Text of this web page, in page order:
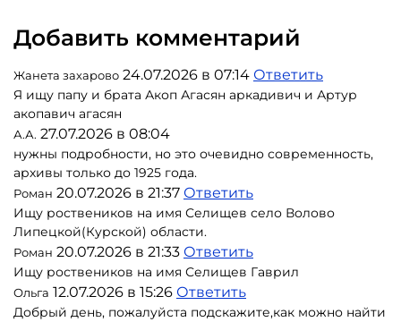
Добавить комментарий
Жанета захарово 24.07.2026 в 07:14 Ответить
Я ищу папу и брата Акоп Агасян аркадивич и Артур
акопавич агасян
А.А. 27.07.2026 в 08:04
нужны подробности, но это очевидно современность,
архивы только до 1925 года.
Роман 20.07.2026 в 21:37 Ответить
Ищу роствеников на имя Селищев село Волово
Липецкой(Курской) области.
Роман 20.07.2026 в 21:33 Ответить
Ищу роствеников на имя Селищев Гаврил
Ольга 12.07.2026 в 15:26 Ответить
Добрый день, пожалуйста подскажите,как можно найти